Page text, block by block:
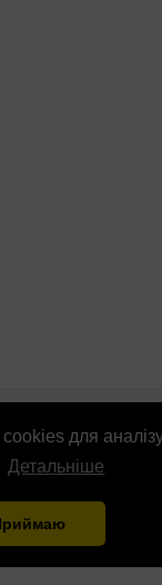
для
Детальніше
patrioty.org.ua